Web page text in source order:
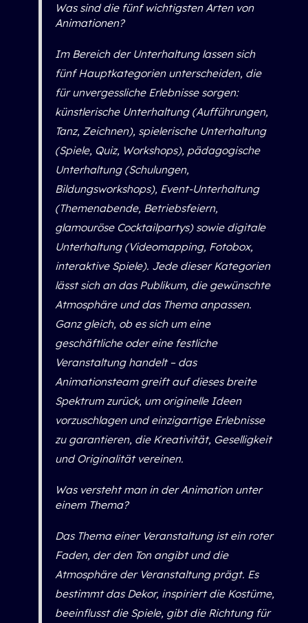
Was sind die fünf wichtigsten Arten von
Animationen?
Im Bereich der Unterhaltung lassen sich
fünf Hauptkategorien unterscheiden, die
für unvergessliche Erlebnisse sorgen:
künstlerische Unterhaltung (Aufführungen,
Tanz, Zeichnen), spielerische Unterhaltung
(Spiele, Quiz, Workshops), pädagogische
Unterhaltung (Schulungen,
Bildungsworkshops), Event-Unterhaltung
(Themenabende, Betriebsfeiern,
glamouröse Cocktailpartys) sowie digitale
Unterhaltung (Videomapping, Fotobox,
interaktive Spiele). Jede dieser Kategorien
lässt sich an das Publikum, die gewünschte
Atmosphäre und das Thema anpassen.
Ganz gleich, ob es sich um eine
geschäftliche oder eine festliche
Veranstaltung handelt – das
Animationsteam greift auf dieses breite
Spektrum zurück, um originelle Ideen
vorzuschlagen und einzigartige Erlebnisse
zu garantieren, die Kreativität, Geselligkeit
und Originalität vereinen.
Was versteht man in der Animation unter
einem Thema?
Das Thema einer Veranstaltung ist ein roter
Faden, der den Ton angibt und die
Atmosphäre der Veranstaltung prägt. Es
bestimmt das Dekor, inspiriert die Kostüme,
beeinflusst die Spiele, gibt die Richtung für